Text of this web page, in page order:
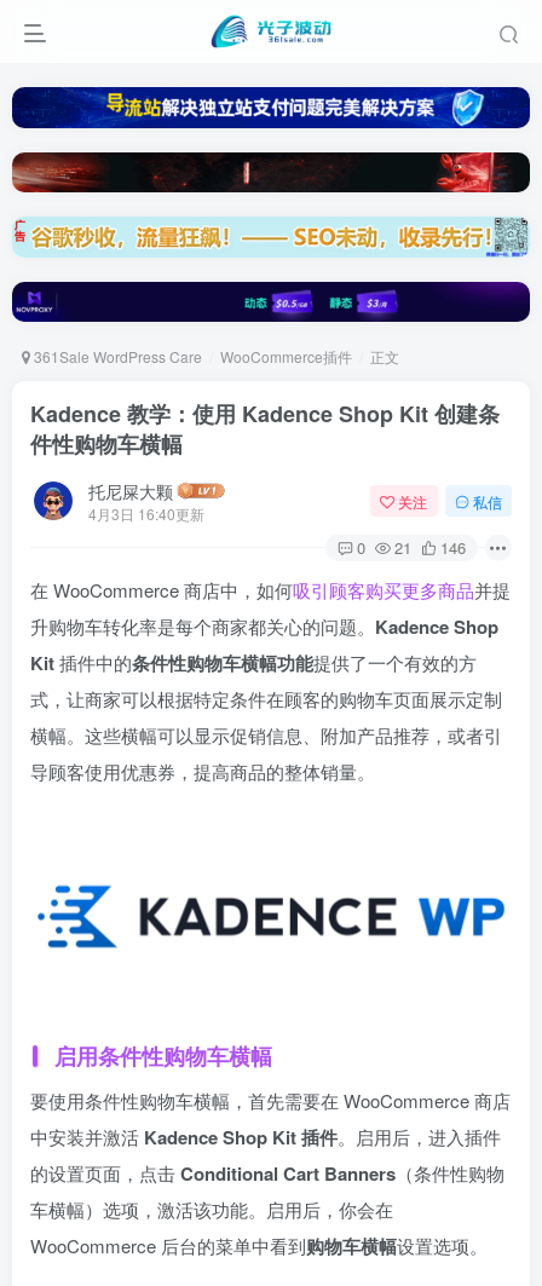
361Sale WordPress Care WooCommerce插件 正文
Kadence 教学：使用 Kadence Shop Kit 创建条
件性购物车横幅
托尼屎大颗
4月3日 16:40更新
关注 私信
0 21 146
在 WooCommerce 商店中，如何吸引顾客购买更多商品并提
升购物车转化率是每个商家都关心的问题。 Kadence Shop
Kit插件中的条件性购物车横幅功能提供了一个有效的方
式，让商家可以根据特定条件在顾客的购物车页面展示定制
横幅。这些横幅可以显示促销信息、附加产品推荐，或者引
导顾客使用优惠券，提高商品的整体销量。
启用条件性购物车横幅
要使用条件性购物车横幅，首先需要在 WooCommerce 商店
中安装并激活 Kadence Shop Kit 插件。启用后，进入插件
的设置页面，点击Conditional Cart Banners （条件性购物
车横幅）选项，激活该功能。启用后，你会在
WooCommerce 后台的菜单中看到购物车横幅设置选项。